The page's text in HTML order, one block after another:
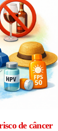
de câncer